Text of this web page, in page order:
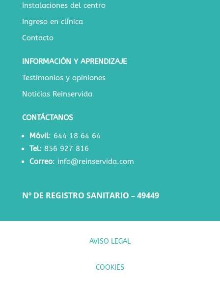
Instalaciones del centro
Ingreso en clínica
Contacto
INFORMACIÓN Y APRENDIZAJE
Testimonios y opiniones
Noticias Reinservida
CONTÁCTANOS
Móvil: 644 18 64 64
Tel: 856 927 816
Correo: info@reinservida.com
Nº DE REGISTRO SANITARIO – 49449
AVISO LEGAL
COOKIES